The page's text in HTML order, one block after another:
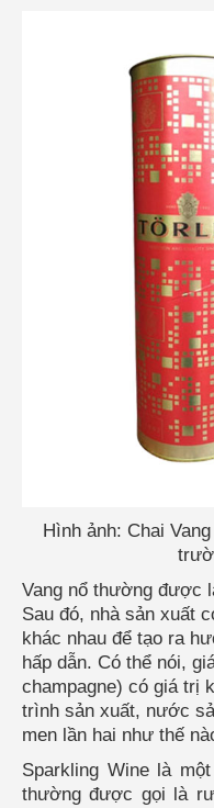
Hình ảnh: Chai
Vang nổ thường được
Sau đó, nhà sản xuất
khác nhau để tạo ra
hấp dẫn. Có thể nói,
champagne) có giá trị
trình sản xuất, nước
men lần hai như thế
Sparkling Wine là
thường được gọi là